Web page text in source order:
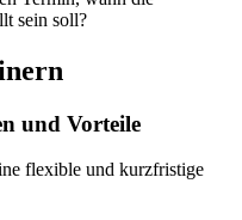
sein soll?
und Vorteile
flexible und kurzfristige